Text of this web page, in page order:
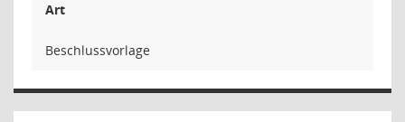
Art
Beschlussvorlage